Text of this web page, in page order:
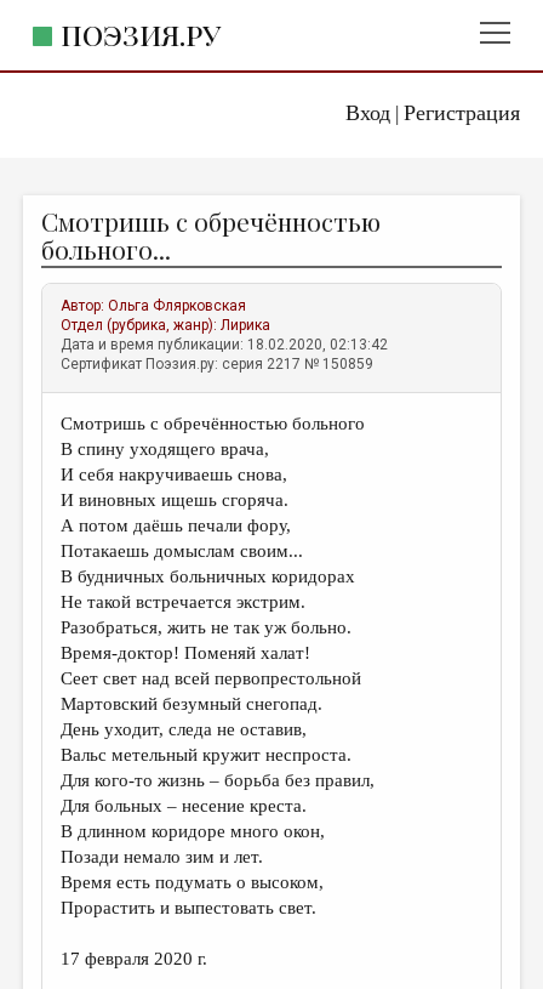
Вход| Регистрация
ПОЭЗИЯ.РУ
ЖАНРЫ
АВТОРЫ
КОММЕНТАРИИ
ЛИТСАЛОН
ПРАВИЛА САЙТА
ОТДЕЛЫ И РУБРИКИ
ИЗБРАННОЕ
ДАЙДЖЕСТ
ПРОИЗВЕДЕНИЯ
ПЕРЕВОДЫ
КОНКУРСЫ
ДЕТСКАЯ КОМНАТА
КНИЖНАЯ ПОЛКА
ОБЗОР ЛИТЕРАТУРЫ
СТРАНИЦЫ ПАМЯТИ
ОБЪЯВЛЕНИЯ
КОЛОНКА РЕДАКТОРА
Смотришь с обречённостью
больного...
Автор:Ольга Флярковская
Отдел (рубрика, жанр):Лирика
Дата и время публикации: 18.02.2020, 02:13:42
Сертификат Поэзия.ру: серия 2217 № 150859
Смотришь с обречённостью больного
В спину уходящего врача,
И себя накручиваешь снова,
И виновных ищешь сгоряча.
А потом даёшь печали фору,
Потакаешь домыслам своим...
В будничных больничных коридорах
Не такой встречается экстрим.
Разобраться, жить не так уж больно.
Время-доктор! Поменяй халат!
Сеет свет над всей первопрестольной
Мартовский безумный снегопад.
День уходит, следа не оставив,
Вальс метельный кружит неспроста.
Для кого-то жизнь – борьба без правил,
Для больных – несение креста.
В длинном коридоре много окон,
Позади немало зим и лет.
Время есть подумать о высоком,
Прорастить и выпестовать свет.
17 февраля 2020 г.